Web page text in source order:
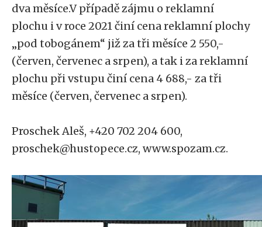
dva měsíce.V případě zájmu o reklamní
plochu i v roce 2021 činí cena reklamní plochy
„pod tobogánem“ již za tři měsíce 2 550,-
(červen, červenec a srpen), a tak i za reklamní
plochu při vstupu činí cena 4 688,- za tři
měsíce (červen, červenec a srpen).
Proschek Aleš, +420 702 204 600,
proschek@hustopece.cz, www.spozam.cz.